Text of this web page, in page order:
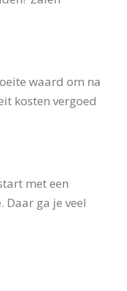
waard om na
kosten vergoed
met een
ga je veel